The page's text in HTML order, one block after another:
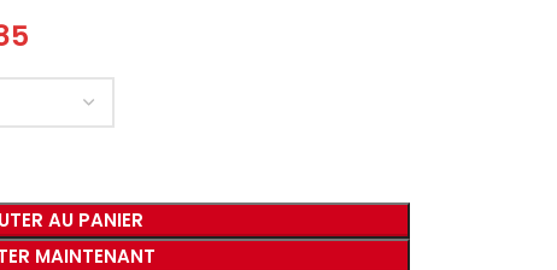
AU PANIER
MAINTENANT